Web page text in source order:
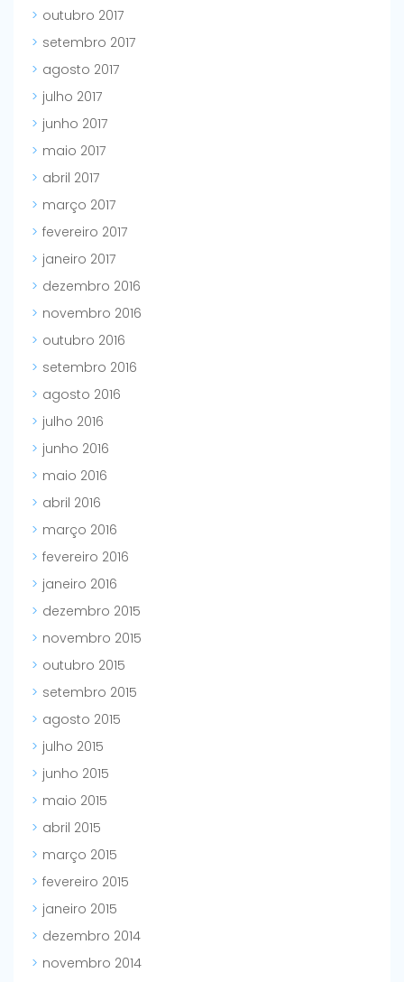
outubro 2017
setembro 2017
agosto 2017
julho 2017
junho 2017
maio 2017
abril 2017
março 2017
fevereiro 2017
janeiro 2017
dezembro 2016
novembro 2016
outubro 2016
setembro 2016
agosto 2016
julho 2016
junho 2016
maio 2016
abril 2016
março 2016
fevereiro 2016
janeiro 2016
dezembro 2015
novembro 2015
outubro 2015
setembro 2015
agosto 2015
julho 2015
junho 2015
maio 2015
abril 2015
março 2015
fevereiro 2015
janeiro 2015
dezembro 2014
novembro 2014